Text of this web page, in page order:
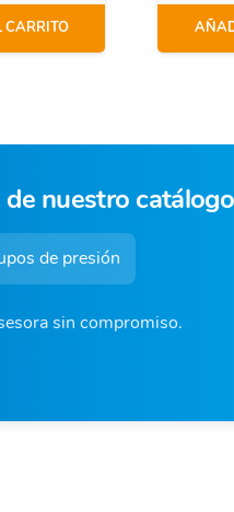
nuestro catálogo
de presión
sin compromiso.